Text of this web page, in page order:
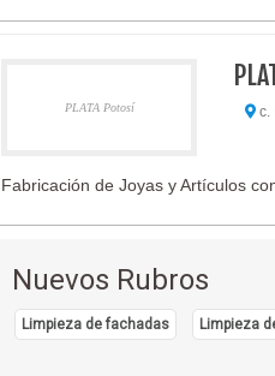
PLATA Potosí c.
Fabricación de Joyas y Artículos
Nuevos Rubros
Limpieza de fachadas Limpieza